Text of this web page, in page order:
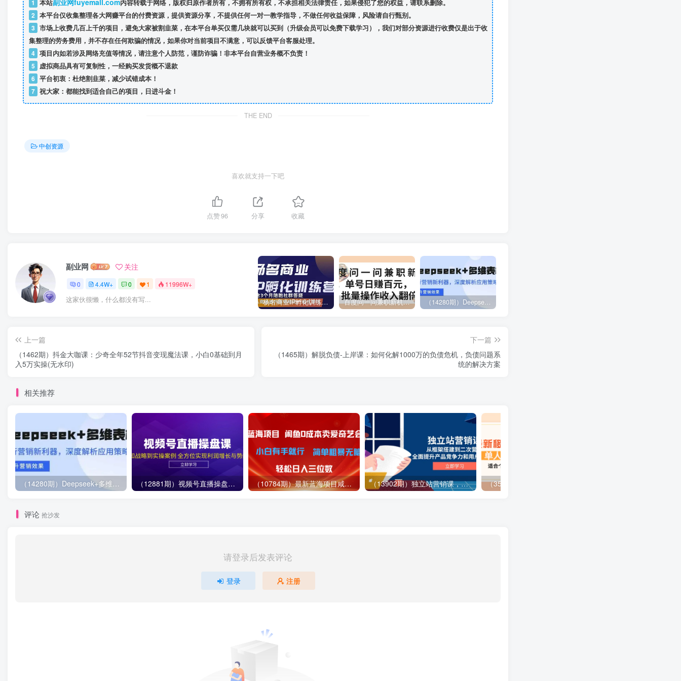
1 本站副业网fuyemall.com内容转载于网络，版权归原作者所有，不拥有所有权，不承担相关法律责任，如果侵犯了您的权益，请联系删除。
2 本平台仅收集整理各大网赚平台的付费资源，提供资源分享，不提供任何一对一教学指导，不做任何收益保障，风险请自行甄别。
3 市场上收费几百上千的项目，避免大家被割韭菜，在本平台单买仅需几块就可以买到（升级会员可以免费下载学习），我们对部分资源进行收费仅是出于收
集整理的劳务费用，并不存在任何欺骗的情况，如果你对当前项目不满意，可以反馈平台客服处理。
4 项目内如若涉及网络充值等情况，请注意个人防范，谨防诈骗！非本平台自营业务概不负责！
5
虚拟商品具有可复制性，一经购买发货概不退款
6 平台初衷：杜绝割韭菜，减少试错成本！
7 祝大家：都能找到适合自己的项目，日进斗金！
THE END
中创资源
喜欢就支持一下吧
点赞96 分享 收藏
副业网 关注
0 4.4W+ 0 1 11996W+
这家伙很懒，什么都没有写... 杨名商业IP孵化训练营，从商业到内容到转化一站式学 价值5980元 百度问一问兼职新机遇，单号日赚百元，批量操作收入翻倍 （14280期）Deepseek+多维表格，银行营销新利器，深度解析应用策略，提升营销效果
上一篇
（1462期）抖金大咖课：少奇全年52节抖音变现魔法课，小白0基础到月
入5万实操(无水印)
下一篇
（1465期）解脱负债-上岸课：如何化解1000万的负债危机，负债问题系
统的解决方案
相关推荐
（14280期）Deepseek+多维表格，银行营销新利器，深度解析应用策略，提升营销效果 （12881期）视频号直播操盘课，从认知战略到实操案例 全方位实现利润增长与势能提升 （10784期）最新蓝海项目咸鱼零成本卖爱奇艺会员小白有手就行 无脑操作轻松日入三位数 （13902期）独立站营销课，从框架搭建到二次营销，全面提升产品竞争力和用户忠诚度
评论 抢沙发
请登录后发表评论
登录 注册